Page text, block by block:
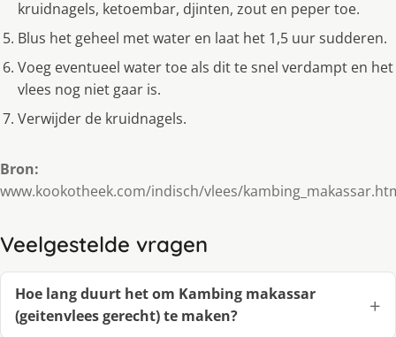
kruidnagels, ketoembar, djinten, zout en peper toe.
Blus het geheel met water en laat het 1,5 uur sudderen.
Voeg eventueel water toe als dit te snel verdampt en het
vlees nog niet gaar is.
Verwijder de kruidnagels.
Bron:
www.kookotheek.com/indisch/vlees/
Veelgestelde vragen
Hoe lang duurt het om Kambing makassar
(geitenvlees gerecht) te maken?